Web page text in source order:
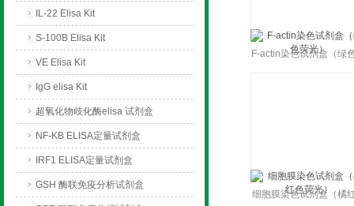
IL-22 Elisa Kit
S-100B Elisa Kit
VE Elisa Kit
IgG elisa Kit
超氧化物歧化酶elisa 试剂盒
NF-KB ELISA定量试剂盒
IRF1 ELISA定量试剂盒
GSH 酶联免疫分析试剂盒
F-actin染色试剂盒（绿
细胞膜染色试剂盒（橘